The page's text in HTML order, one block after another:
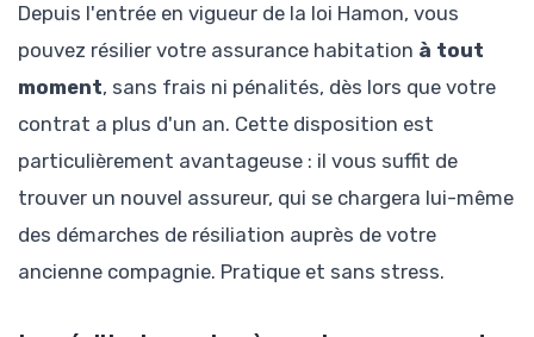
Depuis l'entrée en vigueur de la loi Hamon, vous
pouvez résilier votre assurance habitation à tout
moment, sans frais ni pénalités, dès lors que votre
contrat a plus d'un an. Cette disposition est
particulièrement avantageuse : il vous suffit de
trouver un nouvel assureur, qui se chargera lui-même
des démarches de résiliation auprès de votre
ancienne compagnie. Pratique et sans stress.